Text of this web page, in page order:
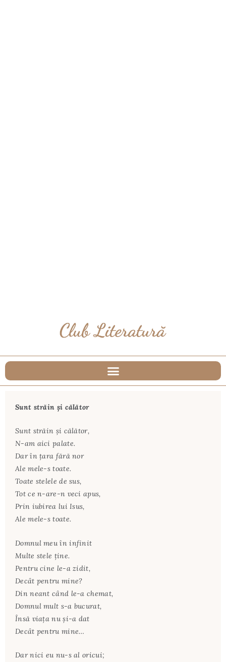
Sunt străin şi călător
Sunt străin și călător,
N-am aici palate.
Dar în țara fără nor
Ale mele-s toate.
Toate stelele de sus,
Tot ce n-are-n veci apus,
Prin iubirea lui Isus,
Ale mele-s toate.
Domnul meu în infinit
Multe stele ține.
Pentru cine le-a zidit,
Decât pentru mine?
Din neant când le-a chemat,
Domnul mult s-a bucurat,
Însă viața nu și-a dat
Decât pentru mine…
Dar nici eu nu-s al oricui;